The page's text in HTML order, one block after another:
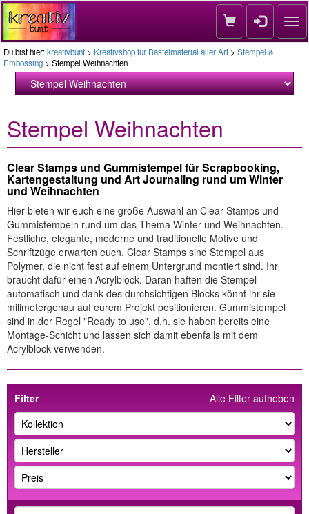
Du bist hier:kreativbunt > Kreativshop für Bastelmaterial aller Art > Stempel &
Embossing > Stempel Weihnachten
Stempel Weihnachten
Clear Stamps und Gummistempel für Scrapbooking,
Kartengestaltung und Art Journaling rund um Winter
und Weihnachten
Hier bieten wir euch eine große Auswahl an Clear Stamps und
Gummistempeln rund um das Thema Winter und Weihnachten.
Festliche, elegante, moderne und traditionelle Motive und
Schriftzüge erwarten euch. Clear Stamps sind Stempel aus
Polymer, die nicht fest auf einem Untergrund montiert sind. Ihr
braucht dafür einen Acrylblock. Daran haften die Stempel
automatisch und dank des durchsichtigen Blocks könnt ihr sie
milimetergenau auf eurem Projekt positionieren. Gummistempel
sind in der Regel "Ready to use", d.h. sie haben bereits eine
Montage-Schicht und lassen sich damit ebenfalls mit dem
Acrylblock verwenden.
Alle Filter aufheben
Filter